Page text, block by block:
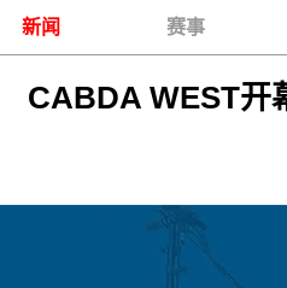
新闻 赛事
CABDA WEST开